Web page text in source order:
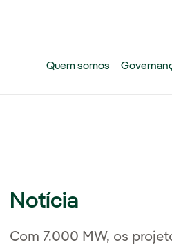
Quem somos
Notícia
Com 7.000 MW, os